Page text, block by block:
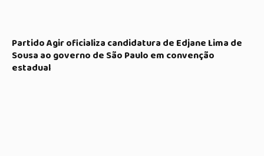
Partido Agir oficializa candidatura de Edjane Lima de
Sousa ao governo de São Paulo em convenção
estadual